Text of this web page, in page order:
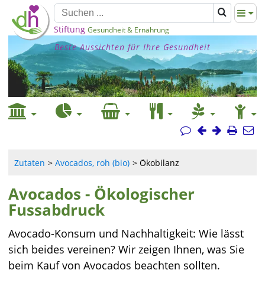
Stiftung Gesundheit & Ernährung
Beste Aussichten für Ihre Gesundheit
Zutaten Avocados, roh (bio) Ökobilanz
Avocados - Ökologischer
Fussabdruck
Avocado-Konsum und Nachhaltigkeit: Wie lässt
sich beides vereinen? Wir zeigen Ihnen, was Sie
beim Kauf von Avocados beachten sollten.